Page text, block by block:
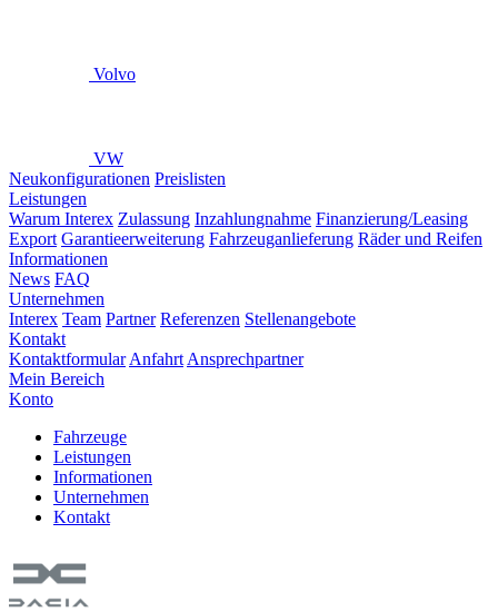
Volvo
VW
Neukonfigurationen Preislisten
Leistungen
Warum Interex Zulassung Inzahlungnahme Finanzierung/Leasing
Export Garantieerweiterung Fahrzeuganlieferung Räder und Reifen
Informationen
News FAQ
Unternehmen
Interex Team Partner Referenzen Stellenangebote
Kontakt
Kontaktformular Anfahrt Ansprechpartner
Mein Bereich
Konto
Fahrzeuge
Leistungen
Informationen
Unternehmen
Kontakt